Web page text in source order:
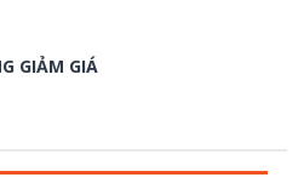
GIẢM GIÁ